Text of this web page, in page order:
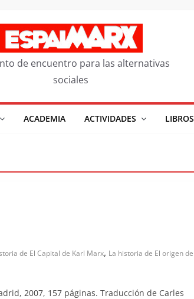
de encuentro para las alternativas
sociales
ACADEMIA ACTIVIDADES LIBROS
de El Capital de Karl Marx, La historia de El origen de
2007, 157 páginas. Traducción de Carles